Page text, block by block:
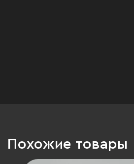
Похожие товары